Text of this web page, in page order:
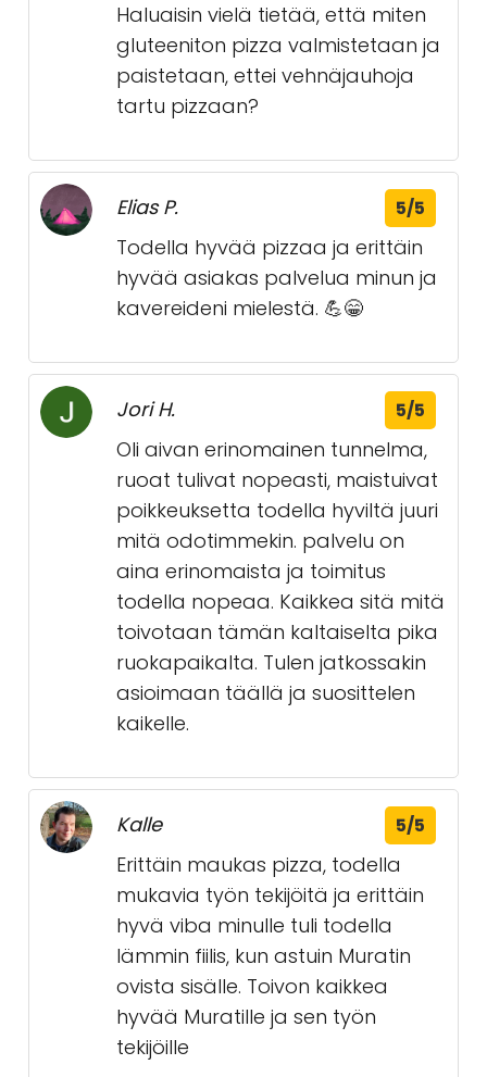
Haluaisin vielä tietää, että miten
gluteeniton pizza valmistetaan ja
paistetaan, ettei vehnäjauhoja
tartu pizzaan?
Elias P. 5/5
Todella hyvää pizzaa ja erittäin
hyvää asiakas palvelua minun ja
kavereideni mielestä. 💪😁
Jori H. 5/5
Oli aivan erinomainen tunnelma,
ruoat tulivat nopeasti, maistuivat
poikkeuksetta todella hyviltä juuri
mitä odotimmekin. palvelu on
aina erinomaista ja toimitus
todella nopeaa. Kaikkea sitä mitä
toivotaan tämän kaltaiselta pika
ruokapaikalta. Tulen jatkossakin
asioimaan täällä ja suosittelen
kaikelle.
Kalle 5/5
Erittäin maukas pizza, todella
mukavia työn tekijöitä ja erittäin
hyvä viba minulle tuli todella
lämmin fiilis, kun astuin Muratin
ovista sisälle. Toivon kaikkea
hyvää Muratille ja sen työn
tekijöille